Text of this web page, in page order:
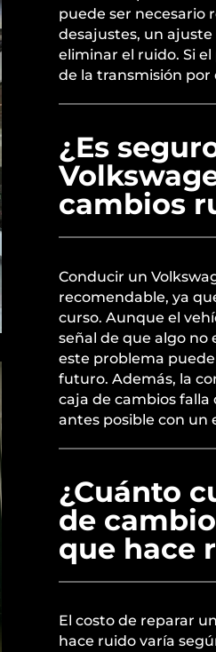
puede ser necesario
desajustes, un
eliminar el ruido. Si
de la transmisión por
¿Es
cambios
Conducir un
recomendable, ya
curso. Aunque el
señal de que algo
este problema puede
futuro. Además, la
caja de cambios
antes posible con un
¿Cuánto
de
que hace
El costo de reparar
hace ruido varía